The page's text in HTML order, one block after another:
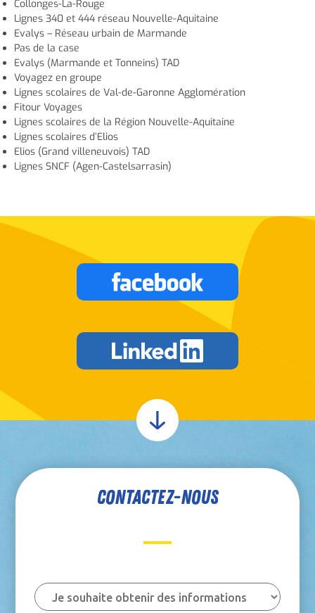
Collonges-La-Rouge
Lignes 340 et 444 réseau Nouvelle-Aquitaine
Evalys – Réseau urbain de Marmande
Pas de la case
Evalys (Marmande et Tonneins) TAD
Voyagez en groupe
Lignes scolaires de Val-de-Garonne Agglomération
Fitour Voyages
Lignes scolaires de la Région Nouvelle-Aquitaine
Lignes scolaires d’Elios
Elios (Grand villeneuvois) TAD
Lignes SNCF (Agen-Castelsarrasin)
CONTACTEZ-NOUS